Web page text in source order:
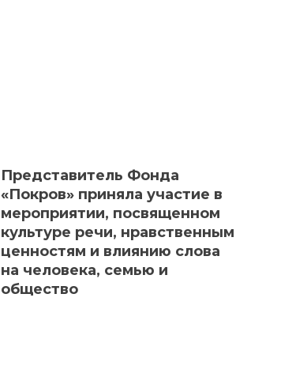
Представитель Фонда
«Покров» приняла участие в
мероприятии, посвященном
культуре речи, нравственным
ценностям и влиянию слова
на человека, семью и
общество